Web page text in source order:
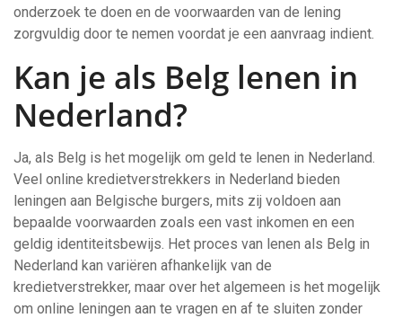
onderzoek te doen en de voorwaarden van de lening
zorgvuldig door te nemen voordat je een aanvraag indient.
Kan je als Belg lenen in
Nederland?
Ja, als Belg is het mogelijk om geld te lenen in Nederland.
Veel online kredietverstrekkers in Nederland bieden
leningen aan Belgische burgers, mits zij voldoen aan
bepaalde voorwaarden zoals een vast inkomen en een
geldig identiteitsbewijs. Het proces van lenen als Belg in
Nederland kan variëren afhankelijk van de
kredietverstrekker, maar over het algemeen is het mogelijk
om online leningen aan te vragen en af te sluiten zonder